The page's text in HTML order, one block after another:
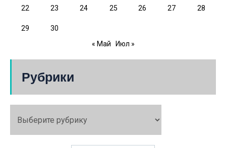
22 23 24 25 26 27 28
29
30
« Май
Июл »
Рубрики